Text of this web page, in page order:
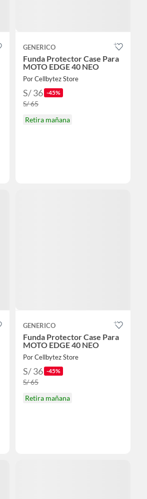
GENERICO
Funda Protector Case Para
MOTO EDGE 40 NEO
Por Cellbytez Store
S/ 36 -45%
S/ 65
Retira mañana
GENERICO
Funda Protector Case Para
MOTO EDGE 40 NEO
Por Cellbytez Store
S/ 36 -45%
S/ 65
Retira mañana